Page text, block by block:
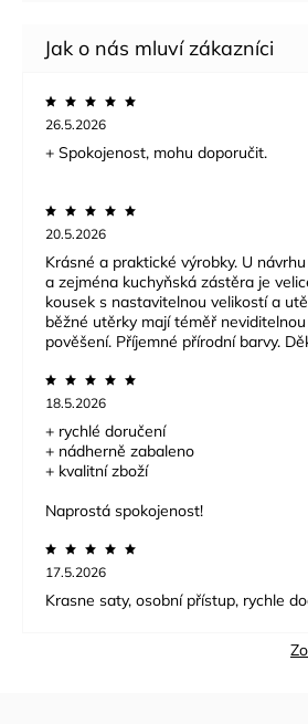
26.5.2026
+ Spokojenost, mohu doporučit.
20.5.2026
Krásné a praktické výrobky. U
a zejména kuchyňská zástěra je
kousek s nastavitelnou velikostí a
běžné utěrky mají téměř
pověšení. Příjemné přírodní barvy.
18.5.2026
+ rychlé doručení
+ nádherně zabaleno
+ kvalitní zboží
Naprostá spokojenost!
17.5.2026
Krasne saty, osobní přístup, rychle